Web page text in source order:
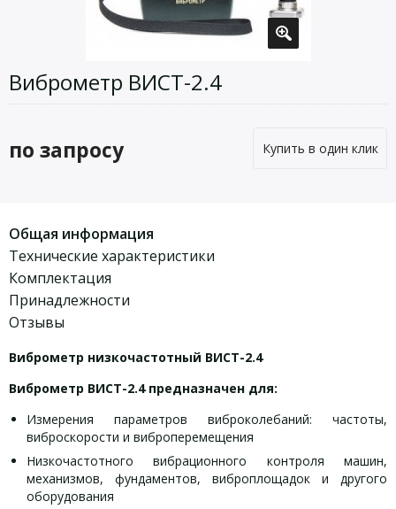
Виброметр ВИСТ-2.4
по запросу Купить в один клик
Общая информация
Технические характеристики
Комплектация
Принадлежности
Отзывы
Виброметр низкочастотный ВИСТ-2.4
Виброметр ВИСТ-2.4 предназначен для:
Измерения параметров виброколебаний: частоты,
виброскорости и виброперемещения
Низкочастотного вибрационного контроля машин,
механизмов, фундаментов, виброплощадок и другого
оборудования